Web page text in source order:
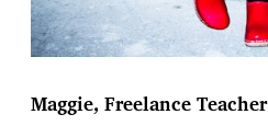
Maggie, Freelance Teacher